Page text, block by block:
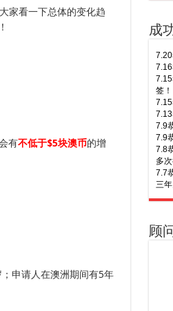
家看一下总体的变化趋
有不低于$5块澳币的增
申请人在澳洲期间有5年
成
签！
7.9
7.9
7.8
多
7.7
三
of
7.1
次
顾